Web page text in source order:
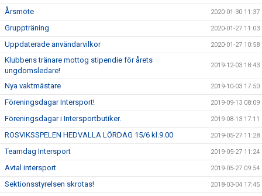
Årsmöte 2020-01-30 11:37
Gruppträning 2020-01-27 11:03
Uppdaterade användarvilkor 2020-01-27 10:58
Klubbens tränare mottog stipendie för årets
ungdomsledare!
2019-12-03 18:43
Nya vaktmästare 2019-10-03 17:50
Föreningsdagar Intersport! 2019-09-13 08:09
Föreningsdagar i Intersportbutiker. 2019-08-13 17:11
ROSVIKSSPELEN HEDVALLA LÖRDAG 15/6 kl.9.00 2019-05-27 11:28
Teamdag Intersport 2019-05-27 11:24
Avtal intersport 2019-05-27 09:54
Sektionsstyrelsen skrotas! 2018-03-04 17:45